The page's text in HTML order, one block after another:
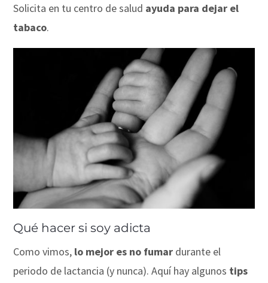
Solicita en tu centro de salud ayuda para dejar el
tabaco.
Qué hacer si soy adicta
Como vimos, lo mejor es no fumar durante el
periodo de lactancia (y nunca). Aquí hay algunos tips